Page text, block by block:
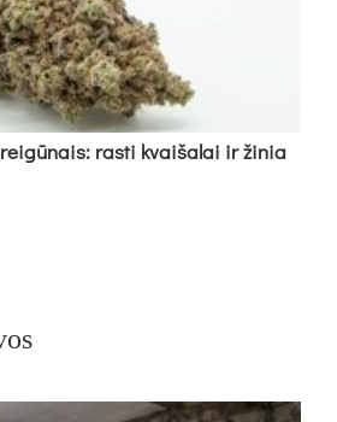
ras­ti kvai­ša­lai ir ži­nia